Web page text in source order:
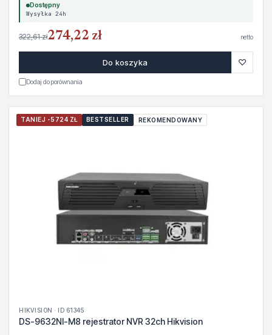
Dostępny
Wysyłka 24h
322,61 zł274,22 zł netto
Do koszyka ♡
Dodaj do porównania
TANIEJ -5724 ZŁ BESTSELLER REKOMENDOWANY
HIKVISION · ID 61345
DS-9632NI-M8 rejestrator NVR 32ch Hikvision